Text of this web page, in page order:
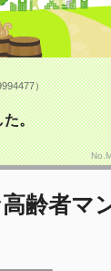
）
た。
齢者マ